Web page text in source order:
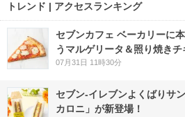
トレンド | アクセスランキング
セブンカフェ ベーカリーに
うマルゲリータ＆照り焼き
07月31日 11時30分
セブン‐イレブンよくばりサ
カロニ」が新登場！